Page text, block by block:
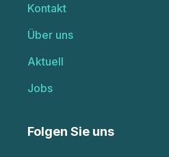
Kontakt
Über uns
Aktuell
Jobs
Folgen Sie uns